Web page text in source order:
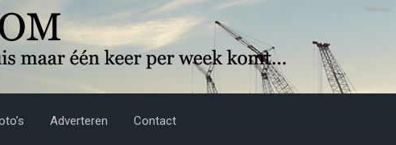
Adverteren Contact